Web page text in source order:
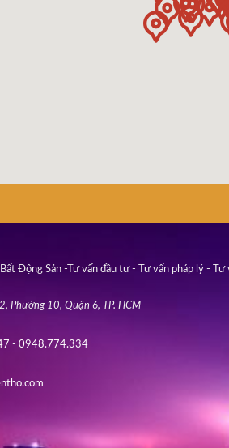
Động Sản -Tư vấn đầu tư - Tư vấn pháp lý -
Phường 10, Quận 6, TP. HCM
- 0948.774.334